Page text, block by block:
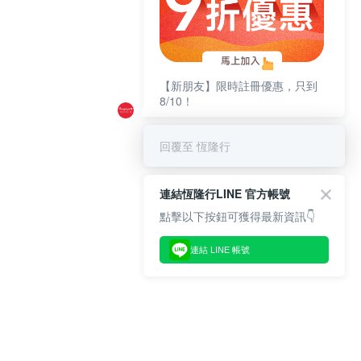
【新朋友】限時註冊優惠，只到
8/10！
回覆至 恆隆行
連結恆隆行LINE 官方帳號
點擊以下按鈕可獲得最新資訊👇
連結 LINE 帳號